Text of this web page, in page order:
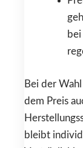
Bei der
dem Preis
bleibt